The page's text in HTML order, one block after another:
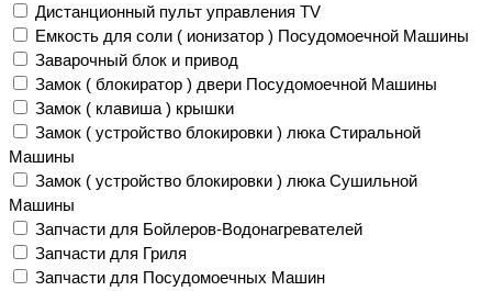
Дистанционный пульт управления TV
Емкость для соли ( ионизатор ) Посудомоечной Машины
Заварочный блок и привод
Замок ( блокиратор ) двери Посудомоечной Машины
Замок ( клавиша ) крышки
Замок ( устройство блокировки ) люка Стиральной
Машины
Замок ( устройство блокировки ) люка Сушильной
Машины
Запчасти для Бойлеров-Водонагревателей
Запчасти для Гриля
Запчасти для Посудомоечных Машин